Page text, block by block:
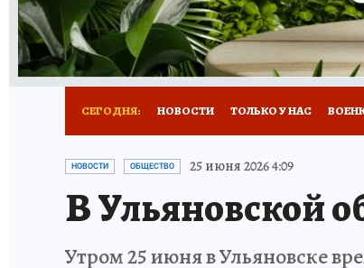
СЕГОДНЯ: НОВОСТИ ТОЛЬКО У НАС
ЗАПОВЕДНАЯ РОССИЯ
НОВОСТИ ОБЩЕСТВО 25 июня 2026 4:09
В Ульяновской
Утром 25 июня в Ульяновске